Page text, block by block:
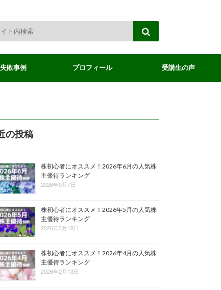
敗事例 プロフィール 受講生の声
の投稿
株初心者にオススメ！2026年6月の人気株
主優待ランキング
2026年5月7日
株初心者にオススメ！2026年5月の人気株
主優待ランキング
2026年3月18日
株初心者にオススメ！2026年4月の人気株
主優待ランキング
2026年2月13日